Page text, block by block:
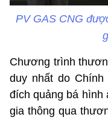
PV GAS CNG
Chương trình
duy nhất do
đích quảng bá hình
gia thông qua